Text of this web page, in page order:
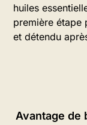
huiles
première étape
et détendu
Avantage de